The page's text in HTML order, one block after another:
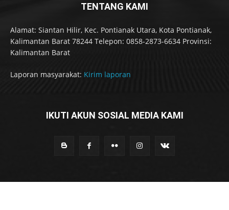
TENTANG KAMI
Alamat: Siantan Hilir, Kec. Pontianak Utara, Kota Pontianak,
Kalimantan Barat 78244 Telepon: 0858-2873-6634 Provinsi:
Kalimantan Barat
Laporan masyarakat: Kirim laporan
IKUTI AKUN SOSIAL MEDIA KAMI